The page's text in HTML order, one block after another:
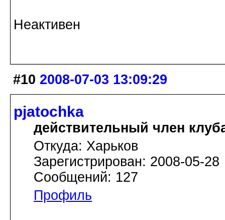
Неактивен
#10 2008-07-03 13:09:29
pjatochka
действительный член
Откуда: Харьков
Зарегистрирован: 2008-05-28
Сообщений: 127
Профиль